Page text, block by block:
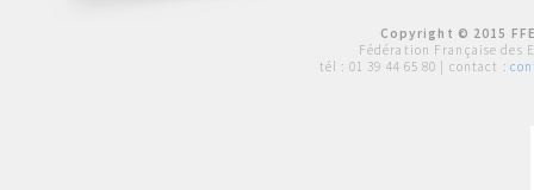
Copyright © 2015
Fédération Française des
tél : 01 39 44 65 80 | contact :